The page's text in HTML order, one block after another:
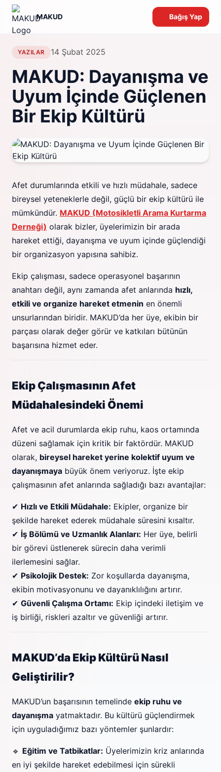
MAKUD Bağış Yap
YAZILAR 14 Şubat 2025
MAKUD: Dayanışma ve
Uyum İçinde Güçlenen
Bir Ekip Kültürü
Afet durumlarında etkili ve hızlı müdahale, sadece
bireysel yeteneklerle değil, güçlü bir ekip kültürü ile
mümkündür. MAKUD (Motosikletli Arama Kurtarma
Derneği) olarak bizler, üyelerimizin bir arada
hareket ettiği, dayanışma ve uyum içinde güçlendiği
bir organizasyon yapısına sahibiz.
Ekip çalışması, sadece operasyonel başarının
anahtarı değil, aynı zamanda afet anlarında hızlı,
etkili ve organize hareket etmenin en önemli
unsurlarından biridir. MAKUD’da her üye, ekibin bir
parçası olarak değer görür ve katkıları bütünün
başarısına hizmet eder.
Ekip Çalışmasının Afet
Müdahalesindeki Önemi
Afet ve acil durumlarda ekip ruhu, kaos ortamında
düzeni sağlamak için kritik bir faktördür. MAKUD
olarak, bireysel hareket yerine kolektif uyum ve
dayanışmaya büyük önem veriyoruz. İşte ekip
çalışmasının afet anlarında sağladığı bazı avantajlar:
✔ Hızlı ve Etkili Müdahale: Ekipler, organize bir
şekilde hareket ederek müdahale süresini kısaltır.
✔ İş Bölümü ve Uzmanlık Alanları: Her üye, belirli
bir görevi üstlenerek sürecin daha verimli
ilerlemesini sağlar.
✔ Psikolojik Destek: Zor koşullarda dayanışma,
ekibin motivasyonunu ve dayanıklılığını artırır.
✔ Güvenli Çalışma Ortamı: Ekip içindeki iletişim ve
iş birliği, riskleri azaltır ve güvenliği artırır.
MAKUD’da Ekip Kültürü Nasıl
Geliştirilir?
MAKUD’un başarısının temelinde ekip ruhu ve
dayanışma yatmaktadır. Bu kültürü güçlendirmek
için uyguladığımız bazı yöntemler şunlardır:
🔹 Eğitim ve Tatbikatlar: Üyelerimizin kriz anlarında
en iyi şekilde hareket edebilmesi için sürekli